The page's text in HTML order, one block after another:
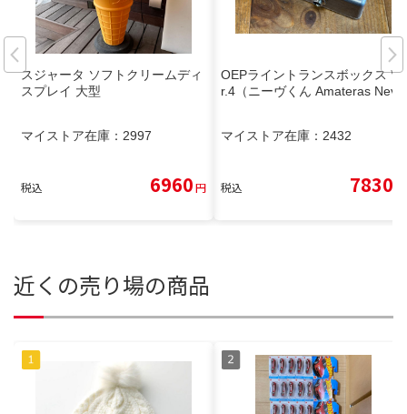
スジャータ ソフトクリームディ
スプレイ 大型
マイストア在庫： 2997
税込 6960円
OEPライントランスボックス Ve
r.4（ニーヴくん Amateras Neve
マイストア在庫： 2432
税込 7830
近くの売り場の商品